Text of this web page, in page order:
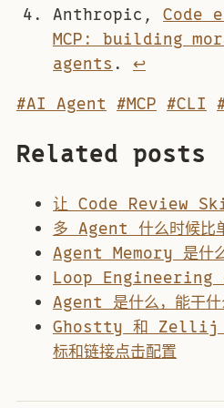
Anthropic, Code
MCP: building
agents . ↩︎
#AI Agent #MCP #CLI
Related posts
让 Code Review
多 Agent 什么时候
Agent Memory 是什
Loop Engineering
Agent 是什么，能干什
Ghostty 和 Zellij 配
标和链接点击配置